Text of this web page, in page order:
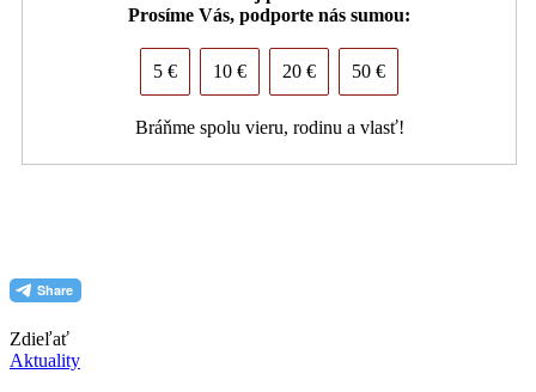
Prosíme Vás, podporte nás sumou:
5 € 10 € 20 € 50 €
Bráňme spolu vieru, rodinu a vlasť!
Zdieľať
Aktuality